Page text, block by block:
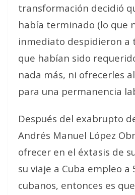
transformación decidió
había terminado (lo que
inmediato despidieron a
que habían sido
nada más, ni ofrecerles
para una permanencia
Después del exabrupto
Andrés Manuel López
ofrecer en el éxtasis de
su viaje a Cuba empleo a
cubanos, entonces es